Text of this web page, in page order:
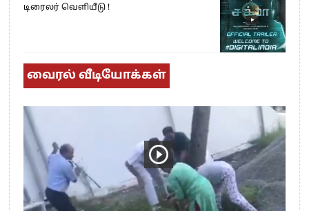
டிரைலர் வெளியீடு !
வைரல் வீடியோக்கள்